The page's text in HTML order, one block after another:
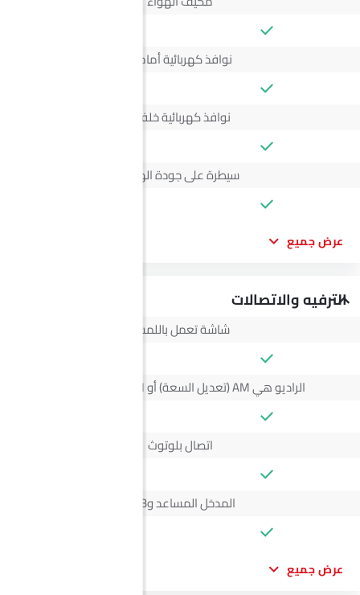
نوافذ كهربائية أمامية
نوافذ كهربائية خلفية
سيطرة على جودة الهواء
عرض جميع
الترفيه والاتصالات
شاشة تعمل باللمس
الراديو هي AM (تعديل السعة) أو FM (تضمين التردد)،
اتصال بلوتوث
المدخل المساعد وUSB
عرض جميع